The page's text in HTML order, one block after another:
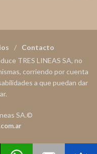
Contacto
TRES LINEAS SA, no
corriendo por cuenta
a que puedan dar
SA.©